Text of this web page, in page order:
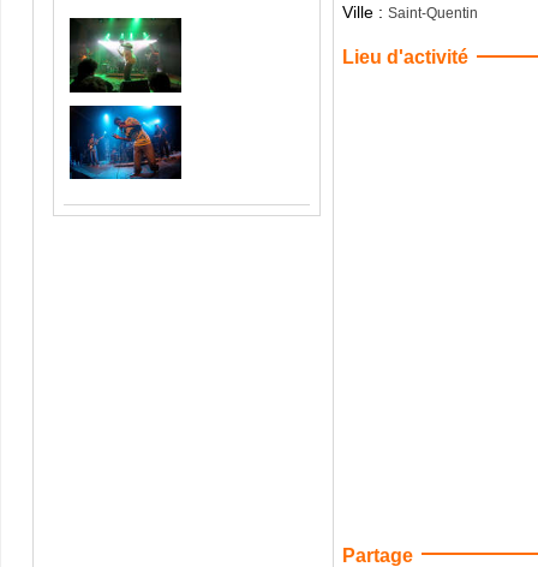
Ville :Saint-Quentin
Lieu d'activité
Partage